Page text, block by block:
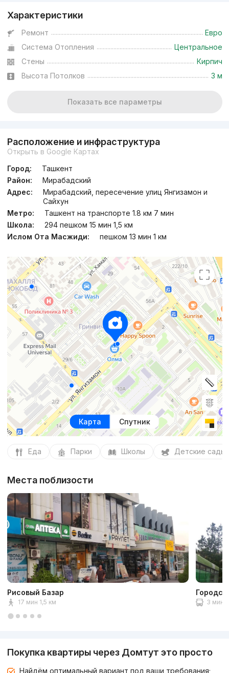
Характеристики
Ремонт
Евро
Система Отопления
Центральное
Стены
Кирпич
Высота Потолков
3 м
Показать все параметры
Расположение и инфраструктура
Открыть в Google Картах
Город:
Ташкент
Район:
Мирабадский
Адрес:
Мирабадский, пересечение улиц Янгизамон и
Сайхун
Метро:
Ташкент на транспорте 1.8 км 7 мин
Школа:
294 пешком 15 мин 1,5 км
Ислом Ота Масжиди:
пешком 13 мин 1 км
Карта Спутник
Еда Парки Школы Детские сады
Места поблизости
Рисовый Базар
17 мин 1,5 км 3 мин
Покупка квартиры через Домтут это просто
Найдём оптимальный вариант под ваши требования;